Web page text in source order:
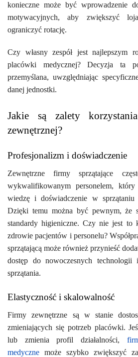
konieczne może być wprowadzenie
motywacyjnych, aby zwiększyć
ograniczyć rotację.
Czy własny zespół jest najlepszym
placówki medycznej? Decyzja ta
przemyślana, uwzględniając
danej jednostki.
Jakie są zalety
zewnętrznej?
Profesjonalizm i doświadczenie
Zewnętrzne firmy sprzątające
wykwalifikowanym personelem, który
wiedzę i doświadczenie w sprzątaniu
Dzięki temu można być pewnym, że
standardy higieniczne. Czy nie jest to
zdrowie pacjentów i personelu?
sprzątającą może również przynieść
dostęp do nowoczesnych technologii
sprzątania.
Elastyczność i skalowalność
Firmy zewnętrzne są w stanie
zmieniających się potrzeb placówki.
lub zmienia profil działalności,
medyczne może szybko zwiększyć